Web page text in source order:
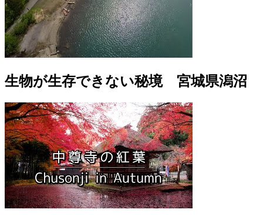
生物が生存できない秘境 宮城県潟沼